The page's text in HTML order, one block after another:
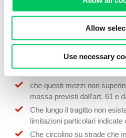
Allow
Use necessary
Ultima categoria che non
quella particolare deimezzi
d’opera quelli utilizzati per il
escavazioni, per le attività
necessarie per non chiedere
che questi mezzi non
massa previsti dall’art. 61 e
Che lungo il tragitto non
limitazioni particolari indicate
Che circolino su strade che